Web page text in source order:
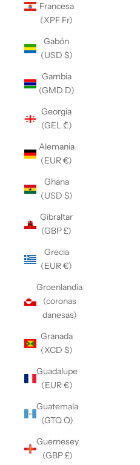
Francesa
(XPF Fr)
Gabón
(USD $)
Gambia
(GMD D)
Georgia
(GEL ₾)
Alemania
(EUR €)
Ghana
(USD $)
Gibraltar
(GBP £)
Grecia
(EUR €)
Groenlandia
(coronas
danesas)
Granada
(XCD $)
Guadalupe
(EUR €)
Guatemala
(GTQ Q)
Guernesey
(GBP £)